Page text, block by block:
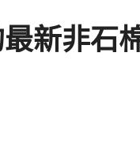
新非石